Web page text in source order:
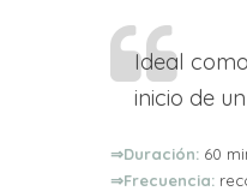
Ideal
inicio de
⇒Duración: 60
⇒Frecuencia: